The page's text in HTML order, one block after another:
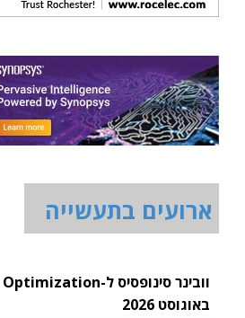
ארועים בתעשייה
באוגוסט 2026